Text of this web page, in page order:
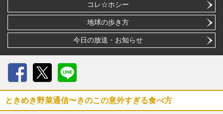
コレ☆ホシー
地球の歩き方
今日の放送・お知らせ
ときめき野菜通信〜きのこの意外すぎる食べ方